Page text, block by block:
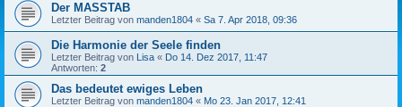
Der MASSTAB
Letzter Beitrag von manden1804 « Sa 7. Apr 2018, 09:36
Die Harmonie der Seele finden
Letzter Beitrag von Lisa « Do 14. Dez 2017, 11:47
Antworten: 2
Das bedeutet ewiges Leben
Letzter Beitrag von manden1804 « Mo 23. Jan 2017, 12:41